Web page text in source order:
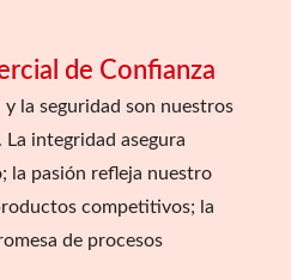
de Confianza
y la seguridad son nuestros
integridad asegura
la pasión refleja nuestro
competitivos; la
de procesos